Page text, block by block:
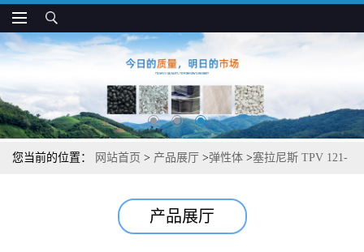
您当前的位置： 网站首页 > 产品展厅 >弹性体 >塞拉尼斯 TPV 121-
产品展厅